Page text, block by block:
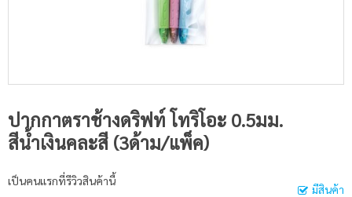
ปากกาตราช้างดริฟท์ โทริโอะ 0.5มม.
สีน้ำเงินคละสี (3ด้าม/แพ็ค)
มีสินค้า
เป็นคนแรกที่รีวิวสินค้านี้